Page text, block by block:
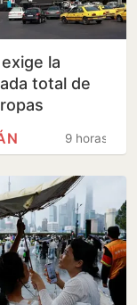
la
total de
reabrir
9 horas